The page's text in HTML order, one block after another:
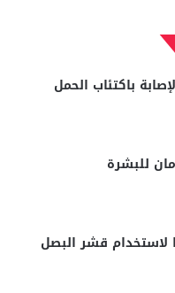
باكتئاب الحمل
للبشرة
لاستخدام قشر البصل